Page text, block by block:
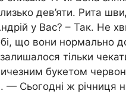
дев’яти. Рита
у Вас? – Так. Не
що вони нормально
тільки
букетом
Сьогодні ж річниця